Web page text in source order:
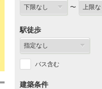
〜
駅徒歩
バス含む
建築条件